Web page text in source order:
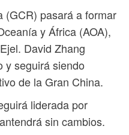
(GCR) pasará a formar
y África (AOA),
David Zhang
y seguirá siendo
de la Gran China.
liderada por
sin cambios.